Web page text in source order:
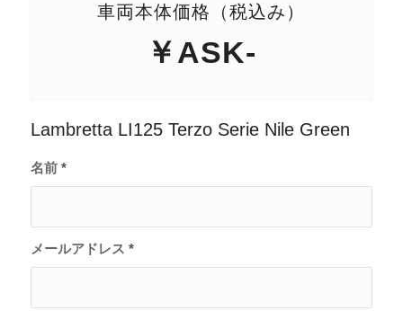
車両本体価格（税込み）
￥ASK-
Lambretta LI125 Terzo Serie Nile Green
名前 *
メールアドレス *